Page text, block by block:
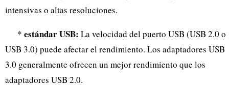
intensivas o altas resoluciones.
* estándar USB: La velocidad del puerto USB (USB 2.0 o
USB 3.0) puede afectar el rendimiento. Los adaptadores USB
3.0 generalmente ofrecen un mejor rendimiento que los
adaptadores USB 2.0.